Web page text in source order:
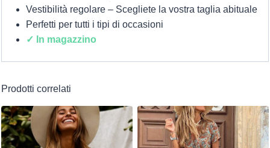
Vestibilità regolare – Scegliete la vostra taglia abituale
Perfetti per tutti i tipi di occasioni
✓ In magazzino
Prodotti correlati